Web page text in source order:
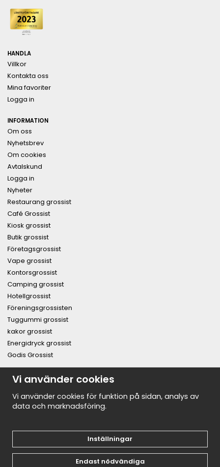
HANDLA
Villkor
Kontakta oss
Mina favoriter
Logga in
INFORMATION
Om oss
Nyhetsbrev
Om cookies
Avtalskund
Logga in
Nyheter
Restaurang grossist
Café Grossist
Kiosk grossist
Butik grossist
Företagsgrossist
Vape grossist
Kontorsgrossist
Camping grossist
Hotellgrossist
Föreningsgrossisten
Tuggummi grossist
kakor grossist
Energidryck grossist
Godis Grossist
PRENUMERERA PÅ NYHETSBREVET FÖR VÅRA BÄSTA
ERBJUDANDEN OCH NYHETER!
E-
postadress
Vi använder cookies
Vi använder cookies för funktion på sidan, analys av
data och marknadsföring.
Inställningar
Endast nödvändiga